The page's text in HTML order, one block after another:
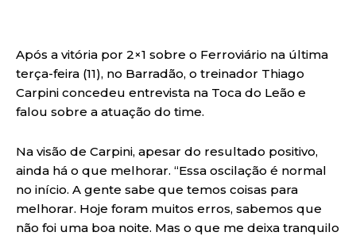
Após a vitória por 2×1 sobre o Ferroviário na última
terça-feira (11), no Barradão, o treinador Thiago
Carpini concedeu entrevista na Toca do Leão e
falou sobre a atuação do time.
Na visão de Carpini, apesar do resultado positivo,
ainda há o que melhorar. “Essa oscilação é normal
no início. A gente sabe que temos coisas para
melhorar. Hoje foram muitos erros, sabemos que
não foi uma boa noite. Mas o que me deixa tranquilo